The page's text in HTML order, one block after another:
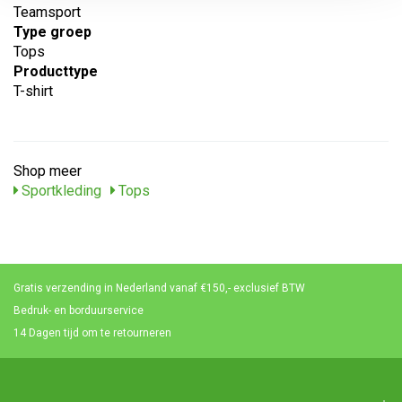
Teamsport
Type groep
Tops
Producttype
T-shirt
Shop meer
Sportkleding
Tops
Gratis verzending in Nederland vanaf €150,- exclusief BTW
Bedruk- en borduurservice
14 Dagen tijd om te retourneren